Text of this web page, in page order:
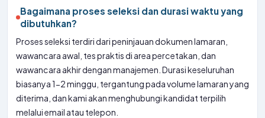
Bagaimana proses seleksi dan durasi waktu yang
dibutuhkan?
Proses seleksi terdiri dari peninjauan dokumen lamaran,
wawancara awal, tes praktis di area percetakan, dan
wawancara akhir dengan manajemen. Durasi keseluruhan
biasanya 1-2 minggu, tergantung pada volume lamaran yang
diterima, dan kami akan menghubungi kandidat terpilih
melalui email atau telepon.